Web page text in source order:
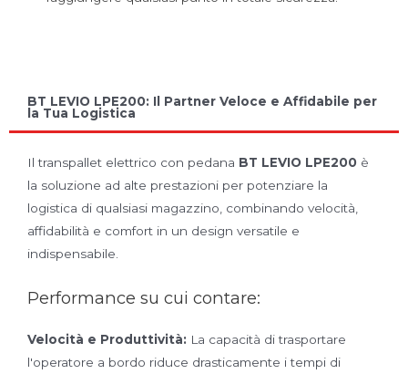
BT LEVIO LPE200: Il Partner Veloce e Affidabile per
la Tua Logistica
Il transpallet elettrico con pedana BT LEVIO LPE200 è
la soluzione ad alte prestazioni per potenziare la
logistica di qualsiasi magazzino, combinando velocità,
affidabilità e comfort in un design versatile e
indispensabile.
Performance su cui contare:
Velocità e Produttività: La capacità di trasportare
l'operatore a bordo riduce drasticamente i tempi di